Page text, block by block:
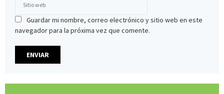
Guardar mi nombre, correo electrónico y sitio web en este
navegador para la próxima vez que comente.